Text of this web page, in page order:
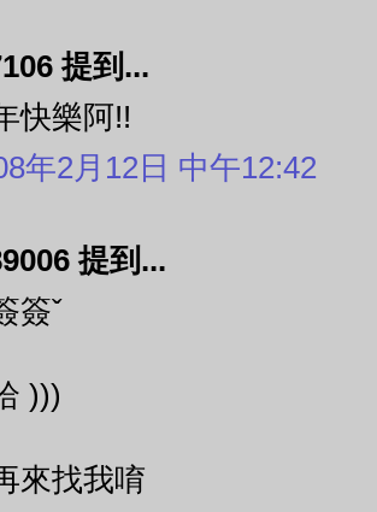
提到...
快樂阿!!
年2月12日 中午12:42
提到...
簽ˇ
)))
來找我唷